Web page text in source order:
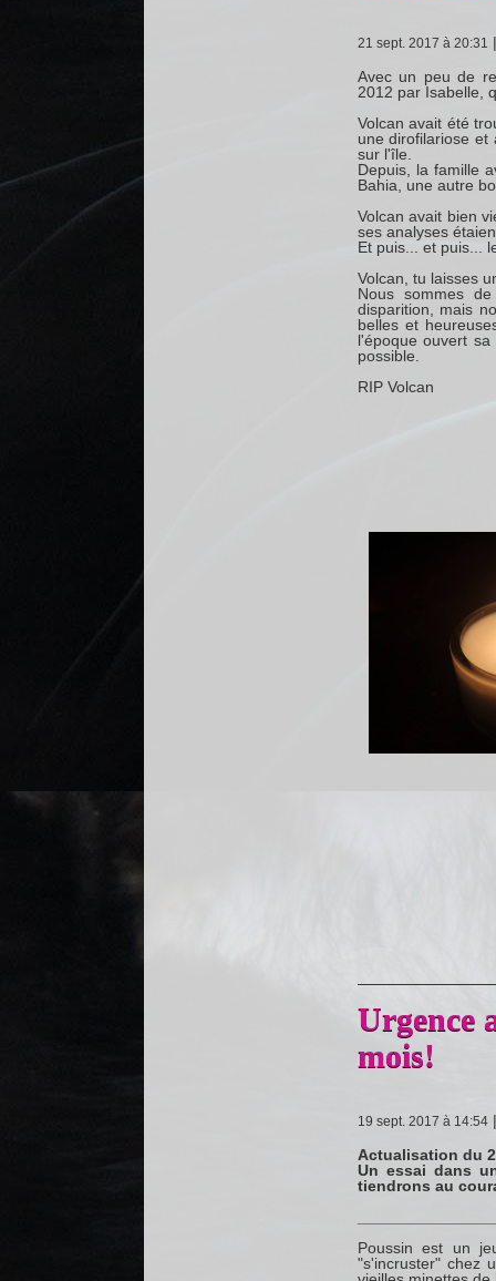
21 sept. 2017 à 20:31
Avec un peu de
2012 par Isabelle,
Volcan avait été
une dirofilariose
sur l'île.
Depuis, la famille
Bahia, une autre
Volcan avait bien
ses analyses
Et puis... et puis...
Volcan, tu laisses
Nous sommes
disparition, mais
belles et
l'époque ouvert
possible.
RIP Volcan
Urgence
mois!
19 sept. 2017 à 14:54
Actualisation du
Un essai dans
tiendrons au
Poussin est un
"s'incruster" chez